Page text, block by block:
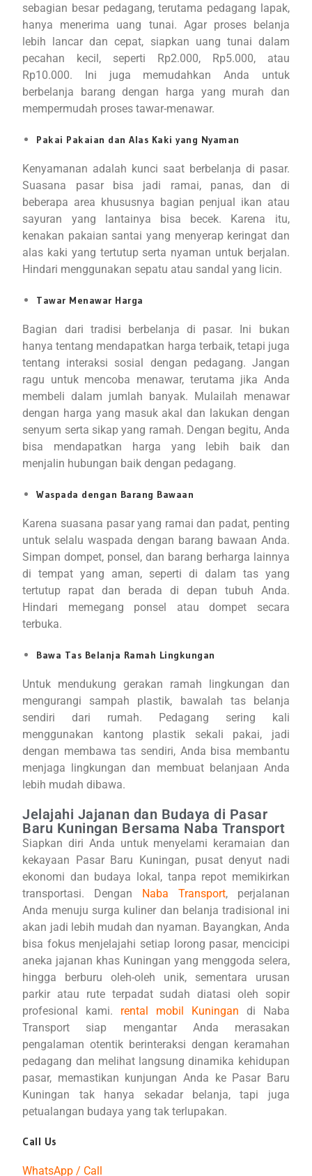
sebagian besar pedagang, terutama pedagang lapak,
hanya menerima uang tunai. Agar proses belanja
lebih lancar dan cepat, siapkan uang tunai dalam
pecahan kecil, seperti Rp2.000, Rp5.000, atau
Rp10.000. Ini juga memudahkan Anda untuk
berbelanja barang dengan harga yang murah dan
mempermudah proses tawar-menawar.
Pakai Pakaian dan Alas Kaki yang Nyaman
Kenyamanan adalah kunci saat berbelanja di pasar.
Suasana pasar bisa jadi ramai, panas, dan di
beberapa area khususnya bagian penjual ikan atau
sayuran yang lantainya bisa becek. Karena itu,
kenakan pakaian santai yang menyerap keringat dan
alas kaki yang tertutup serta nyaman untuk berjalan.
Hindari menggunakan sepatu atau sandal yang licin.
Tawar Menawar Harga
Bagian dari tradisi berbelanja di pasar. Ini bukan
hanya tentang mendapatkan harga terbaik, tetapi juga
tentang interaksi sosial dengan pedagang. Jangan
ragu untuk mencoba menawar, terutama jika Anda
membeli dalam jumlah banyak. Mulailah menawar
dengan harga yang masuk akal dan lakukan dengan
senyum serta sikap yang ramah. Dengan begitu, Anda
bisa mendapatkan harga yang lebih baik dan
menjalin hubungan baik dengan pedagang.
Waspada dengan Barang Bawaan
Karena suasana pasar yang ramai dan padat, penting
untuk selalu waspada dengan barang bawaan Anda.
Simpan dompet, ponsel, dan barang berharga lainnya
di tempat yang aman, seperti di dalam tas yang
tertutup rapat dan berada di depan tubuh Anda.
Hindari memegang ponsel atau dompet secara
terbuka.
Bawa Tas Belanja Ramah Lingkungan
Untuk mendukung gerakan ramah lingkungan dan
mengurangi sampah plastik, bawalah tas belanja
sendiri dari rumah. Pedagang sering kali
menggunakan kantong plastik sekali pakai, jadi
dengan membawa tas sendiri, Anda bisa membantu
menjaga lingkungan dan membuat belanjaan Anda
lebih mudah dibawa.
Jelajahi Jajanan dan Budaya di Pasar
Baru Kuningan Bersama Naba Transport
Siapkan diri Anda untuk menyelami keramaian dan
kekayaan Pasar Baru Kuningan, pusat denyut nadi
ekonomi dan budaya lokal, tanpa repot memikirkan
transportasi. Dengan Naba Transport, perjalanan
Anda menuju surga kuliner dan belanja tradisional ini
akan jadi lebih mudah dan nyaman. Bayangkan, Anda
bisa fokus menjelajahi setiap lorong pasar, mencicipi
aneka jajanan khas Kuningan yang menggoda selera,
hingga berburu oleh-oleh unik, sementara urusan
parkir atau rute terpadat sudah diatasi oleh sopir
profesional kami. rental mobil Kuningan di Naba
Transport siap mengantar Anda merasakan
pengalaman otentik berinteraksi dengan keramahan
pedagang dan melihat langsung dinamika kehidupan
pasar, memastikan kunjungan Anda ke Pasar Baru
Kuningan tak hanya sekadar belanja, tapi juga
petualangan budaya yang tak terlupakan.
Call Us
WhatsApp / Call